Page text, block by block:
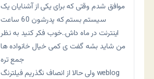
موافق شدم وقتی که برای یکی از آشنایان یک
سیستم بستم که پدرشون 60 ساعت
اینترنت در ماه داش..خوب فکر کنید به نظر
من شاید بشه گفت ی کمی خیال خانواده ها
جمع تره
ولی حالا از انصاف نگذریم فیلترنگ weblog